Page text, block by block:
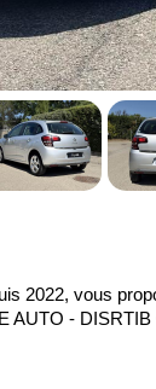
2022, vous
AUTO -
5 places et 5